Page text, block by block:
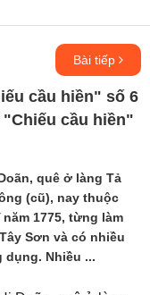
Bài tiếp
cầu hiền" số 6
"Chiếu cầu hiền"
quê ở làng Tả
(cũ), nay thuộc
1775, từng làm
Sơn và có nhiều
Nhiều ...